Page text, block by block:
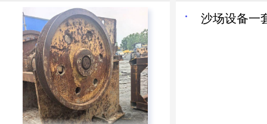
沙场设备一